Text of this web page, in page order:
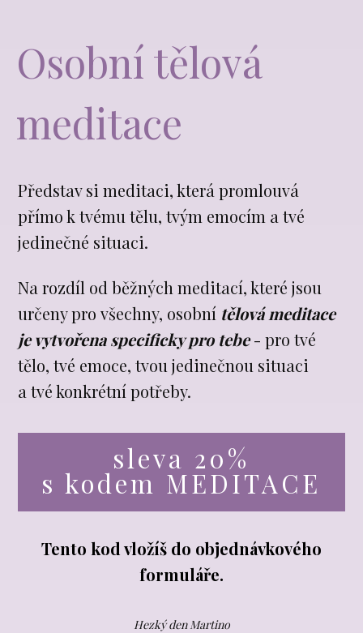
Osobní tělová
meditace
Představ si meditaci, která promlouvá
přímo k tvému tělu, tvým emocím a tvé
jedinečné situaci.
Na rozdíl od běžných meditací, které jsou
určeny pro všechny, osobní tělová meditace
je vytvořena specificky pro tebe- pro tvé
tělo, tvé emoce, tvou jedinečnou situaci
a tvé konkrétní potřeby.
sleva 20%
s kodem MEDITACE
Tento kod vložíš do objednávkového
formuláře.
Hezký den Martino